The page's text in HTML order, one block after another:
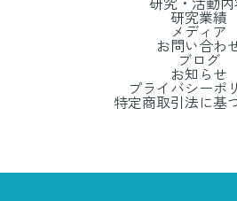
研究業績
メディア
お問い合わ
ブログ
お知らせ
プライバシーポ
特定商取引法に基